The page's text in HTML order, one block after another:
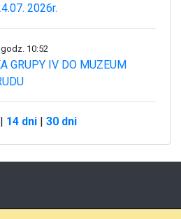
2026r.
10:52
GRUPY IV DO MUZEUM
14 dni| 30 dni